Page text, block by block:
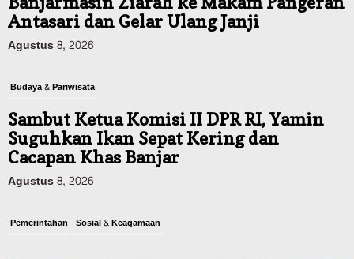
Antasari dan Gelar Ulang Janji
Agustus 8, 2026
Budaya & Pariwisata
Sambut Ketua Komisi II DPR RI, Yamin
Suguhkan Ikan Sepat Kering dan
Cacapan Khas Banjar
Agustus 8, 2026
Pemerintahan Sosial & Keagamaan